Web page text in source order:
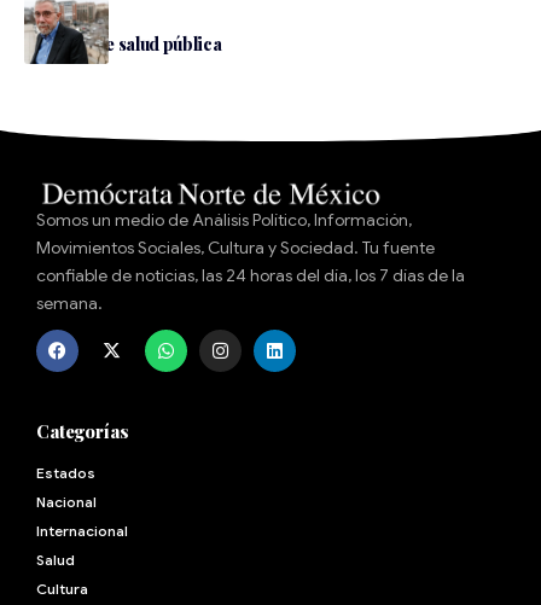
Coahuila
La crisis de salud pública
Somos un medio de Análisis Político, Información,
Movimientos Sociales, Cultura y Sociedad. Tu fuente
confiable de noticias, las 24 horas del día, los 7 días de la
semana.
Categorías
Estados
Nacional
Internacional
Salud
Cultura